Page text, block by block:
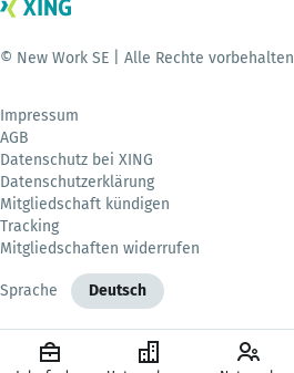
© New Work SE | Alle Rechte vorbehalten
Impressum
AGB
Datenschutz bei XING
Datenschutzerklärung
Mitgliedschaft kündigen
Tracking
Mitgliedschaften widerrufen
Sprache Deutsch